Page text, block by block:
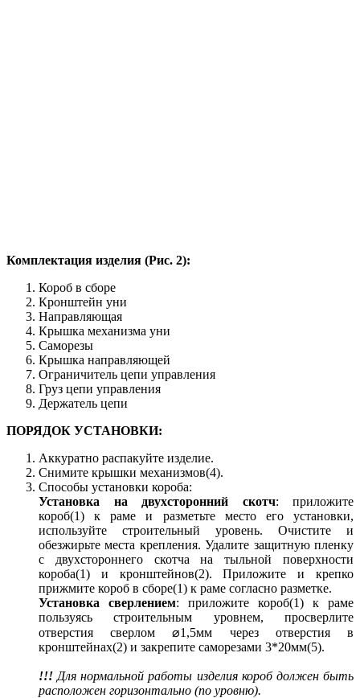
Комплектация изделия (Рис. 2):
Короб в сборе
Кронштейн уни
Направляющая
Крышка механизма уни
Саморезы
Крышка направляющей
Ограничитель цепи управления
Груз цепи управления
Держатель цепи
ПОРЯДОК УСТАНОВКИ:
Аккуратно распакуйте изделие.
Снимите крышки механизмов(4).
Способы установки короба:
Установка на двухсторонний скотч: приложите
короб(1) к раме и разметьте место его установки,
используйте строительный уровень. Очистите и
обезжирьте места крепления. Удалите защитную пленку
с двухстороннего скотча на тыльной поверхности
короба(1) и кронштейнов(2). Приложите и крепко
прижмите короб в сборе(1) к раме согласно разметке.
Установка сверлением: приложите короб(1) к раме
пользуясь строительным уровнем, просверлите
отверстия сверлом ⌀1,5мм через отверстия в
кронштейнах(2) и закрепите саморезами 3*20мм(5).
!!! Для нормальной работы изделия короб должен быть
расположен горизонтально (по уровню).